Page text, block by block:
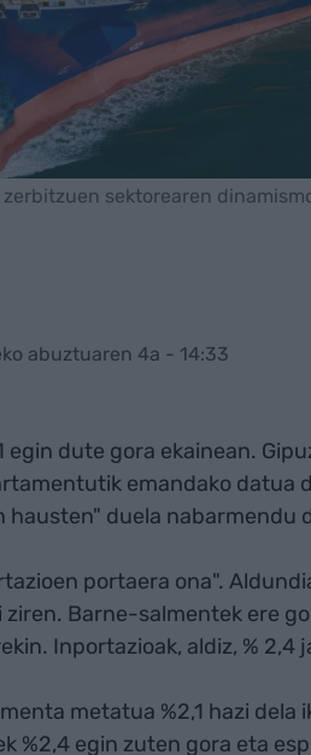
sektorearen
abuztuaren 4a - 14:33
egin dute gora ekainean.
emandako datua
hausten" duela nabarmendu
portaera ona".
Barne-salmentek ere
Inportazioak, aldiz, % 2,4
metatua %2,1 hazi dela
egin zuten gora eta